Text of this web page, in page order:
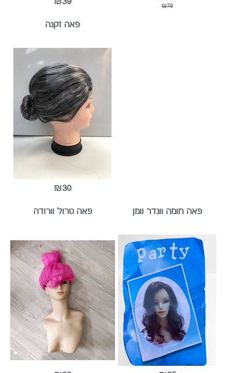
₪39
פאה זקנה
₪30
פאה חומה וונדר וומן פאה טרול וורודה